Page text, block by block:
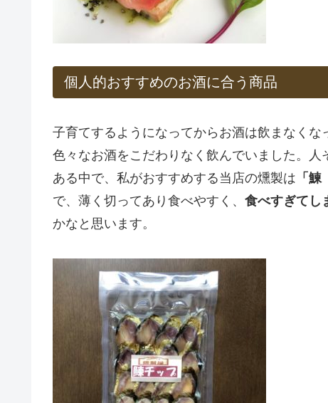
個人的おすすめのお酒に合う商品
子育てするようになってからお酒は飲まなく
色々なお酒をこだわりなく飲んでいました。
ある中で、私がおすすめする当店の燻製は 「
で、薄く切ってあり食べやすく、 食べすぎてし
かなと思います。